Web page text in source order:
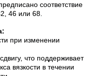
соответствие
46 или 68.
при изменении
что поддерживает
вязкости в течении